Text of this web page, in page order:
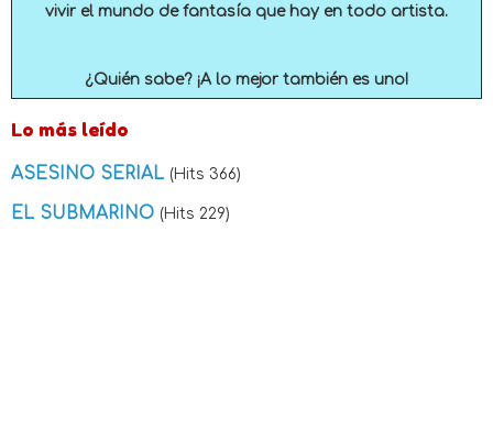
vivir el mundo de fantasía que hay en todo artista.
¿Quién sabe? ¡A lo mejor también es uno!
Lo más leído
ASESINO SERIAL (Hits 366)
EL SUBMARINO (Hits 229)